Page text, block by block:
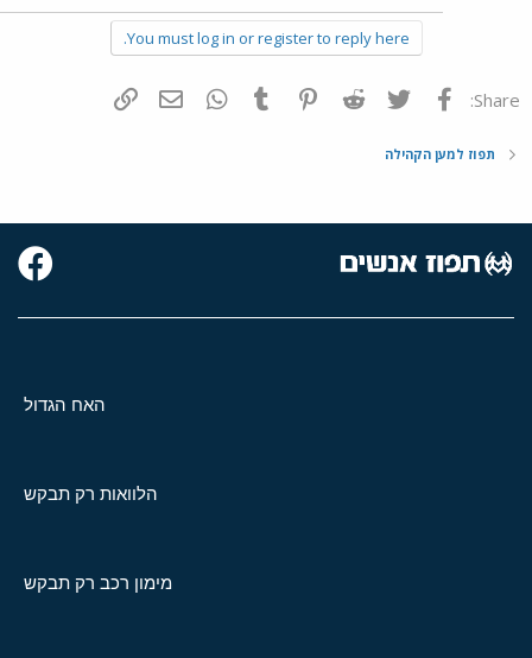
You must log in or register to reply here.
Share: פייסבוק Twitter
Reddit
Pinterest
Tumblr
WhatsAppדואר אלקטרוני
תפוז למען הקהילה
האח הגדול
הלוואות רק תבקש
מימון רכב רק תבקש